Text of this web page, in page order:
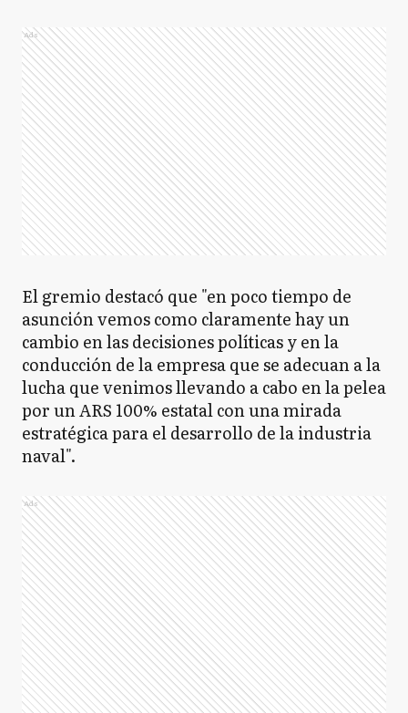
Ads
El gremio destacó que "en poco tiempo de
asunción vemos como claramente hay un
cambio en las decisiones políticas y en la
conducción de la empresa que se adecuan a la
lucha que venimos llevando a cabo en la pelea
por un ARS 100% estatal con una mirada
estratégica para el desarrollo de la industria
naval".
Ads